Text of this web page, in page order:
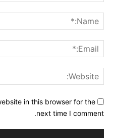
in this browser for the
next time I comment.